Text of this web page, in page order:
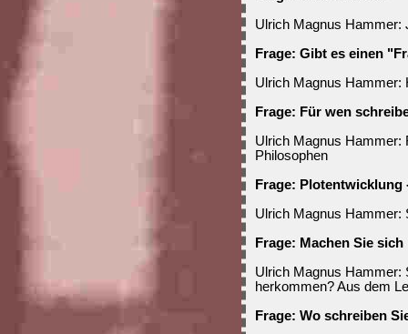
Ulrich Magnus Hammer:
Frage: Gibt es einen
Ulrich Magnus Hammer:
Frage: Für wen
Ulrich Magnus Hammer:
Philosophen
Frage: Plotentwicklung
Ulrich Magnus Hammer:
Frage: Machen Sie
Ulrich Magnus Hammer:
herkommen? Aus dem
Frage: Wo schreiben